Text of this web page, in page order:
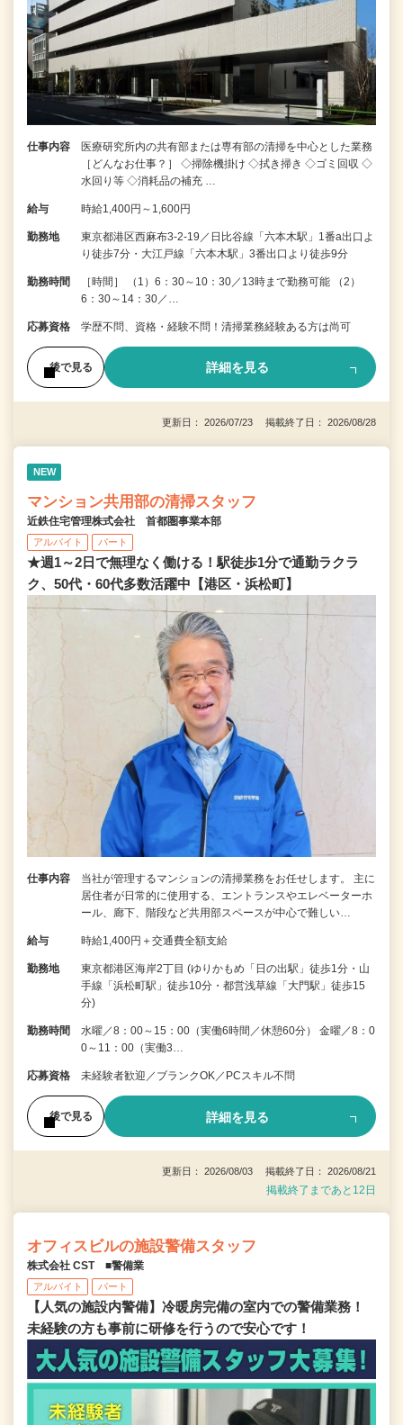
仕事内容
医療研究所内の共有部または専有部の清掃を中心とした業務
［どんなお仕事？］ ◇掃除機掛け ◇拭き掃き ◇ゴミ回収 ◇
水回り等 ◇消耗品の補充 …
給与 時給1,400円～1,600円
勤務地
東京都港区西麻布3-2-19／日比谷線「六本木駅」1番a出口よ
り徒歩7分・大江戸線「六本木駅」3番出口より徒歩9分
勤務時間
［時間］ （1）6：30～10：30／13時まで勤務可能 （2）
6：30～14：30／…
応募資格 学歴不問、資格・経験不問！清掃業務経験ある方は尚可
後で見る 詳細を見る
更新日： 2026/07/23 掲載終了日： 2026/08/28
NEW
マンション共用部の清掃スタッフ
近鉄住宅管理株式会社 首都圏事業本部
アルバイト パート
★週1～2日で無理なく働ける！駅徒歩1分で通勤ラクラ
ク、50代・60代多数活躍中【港区・浜松町】
仕事内容
当社が管理するマンションの清掃業務をお任せします。 主に
居住者が日常的に使用する、エントランスやエレベーターホ
ール、廊下、階段など共用部スペースが中心で難しい…
給与 時給1,400円＋交通費全額支給
勤務地
東京都港区海岸2丁目 (ゆりかもめ「日の出駅」徒歩1分・山
手線「浜松町駅」徒歩10分・都営浅草線「大門駅」徒歩15
分)
勤務時間
水曜／8：00～15：00（実働6時間／休憩60分） 金曜／8：0
0～11：00（実働3…
応募資格 未経験者歓迎／ブランクOK／PCスキル不問
後で見る 詳細を見る
更新日： 2026/08/03 掲載終了日： 2026/08/21
掲載終了まであと12日
オフィスビルの施設警備スタッフ
株式会社 CST ■警備業
アルバイト パート
【人気の施設内警備】冷暖房完備の室内での警備業務！
未経験の方も事前に研修を行うので安心です！